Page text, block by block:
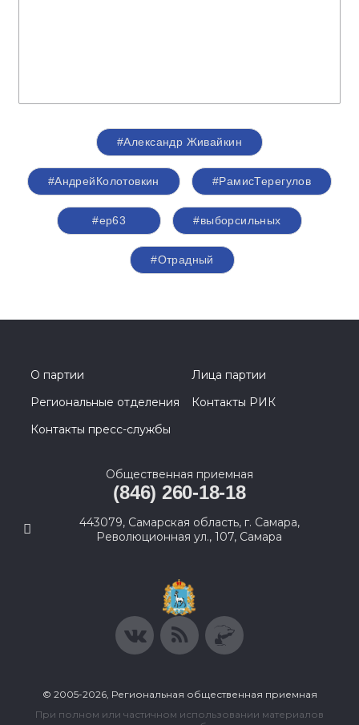
#Александр Живайкин
#АндрейКолотовкин #РамисТерегулов
#ер63 #выборсильных
#Отрадный
О партии
Лица партии
Региональные отделения
Контакты РИК
Контакты пресс-службы
Общественная приемная
(846) 260-18-18
443079, Самарская область, г. Самара,
Революционная ул., 107, Самара
© 2005-2026, Региональная общественная приемная
При полном или частичном использовании материалов